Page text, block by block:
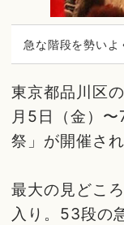
急な階段を勢いよ
東京都品川区
月5日（金）
祭」が開催され
最大の見どこ
入り。53段の